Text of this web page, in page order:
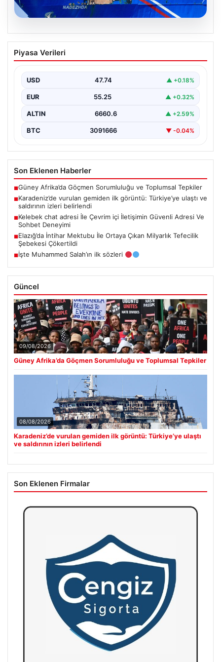
08.08.2026
Karadeniz’de vurulan gemiden ilk
görüntü: Türkiye’ye ulaştı ve saldırının
Karadeniz Bölgesi'nde gerçekleşen dron saldırısında
Türkiye limanlarına…
Piyasa Verileri
USD 47.74 ▲ +0.18%
EUR 55.25 ▲ +0.32%
ALTIN 6660.6 ▲ +2.59%
BTC 3091666 ▼ -0.04%
Son Eklenen Haberler
■Güney Afrika’da Göçmen Sorumluluğu ve Toplumsal Tepkiler
■Karadeniz’de vurulan gemiden ilk görüntü: Türkiye’ye ulaştı ve
saldırının izleri belirlendi
■Kelebek chat adresi İle Çevrim içi İletişimin Güvenli Adresi Ve
Sohbet Deneyimi
■Elazığ’da İntihar Mektubu İle Ortaya Çıkan Milyarlık Tefecilik
Şebekesi Çökertildi
■İşte Muhammed Salah’ın ilk sözleri
Güncel
09/08/2026
Güney Afrika’da Göçmen Sorumluluğu ve Toplumsal Tepkiler
08/08/2026
Karadeniz’de vurulan gemiden ilk görüntü: Türkiye’ye ulaştı
ve saldırının izleri belirlendi
Son Eklenen Firmalar